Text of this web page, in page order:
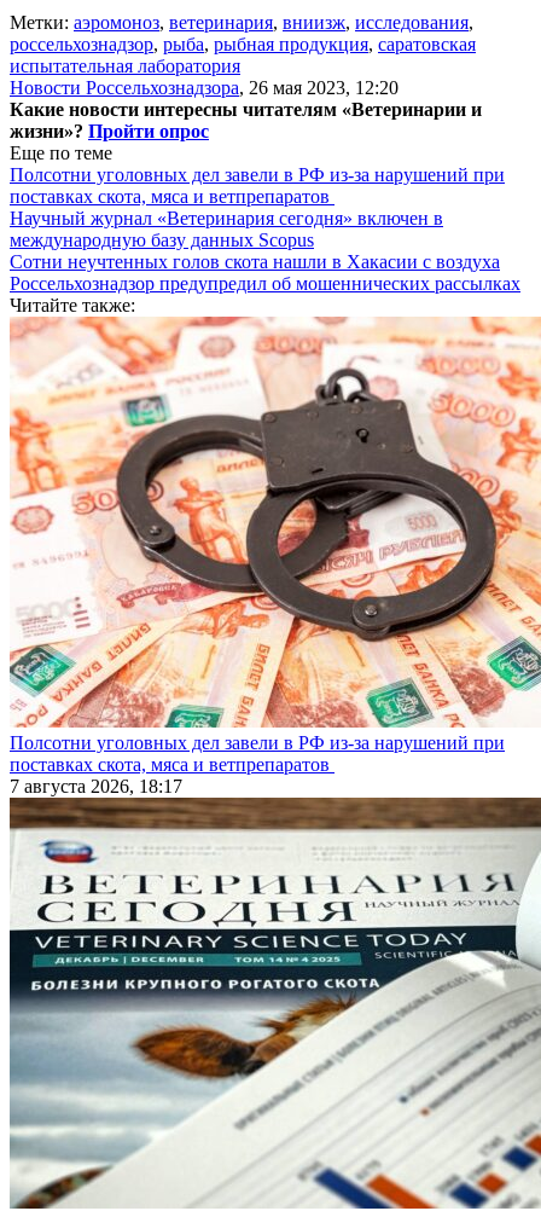
Метки: аэромоноз, ветеринария, вниизж, исследования,
россельхознадзор, рыба, рыбная продукция, саратовская
испытательная лаборатория
Новости Россельхознадзора, 26 мая 2023, 12:20
Какие новости интересны читателям «Ветеринарии и
жизни»? Пройти опрос
Еще по теме
Полсотни уголовных дел завели в РФ из-за нарушений при
поставках скота, мяса и ветпрепаратов
Научный журнал «Ветеринария сегодня» включен в
международную базу данных Scopus
Сотни неучтенных голов скота нашли в Хакасии с воздуха
Россельхознадзор предупредил об мошеннических рассылках
Читайте также:
Полсотни уголовных дел завели в РФ из-за нарушений при
поставках скота, мяса и ветпрепаратов
7 августа 2026, 18:17